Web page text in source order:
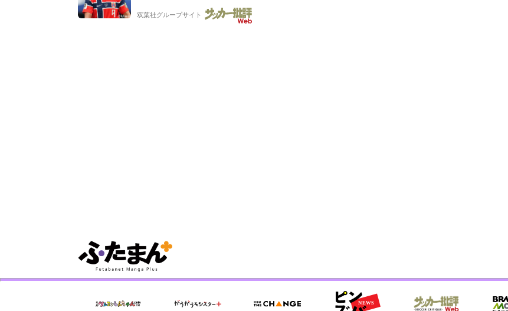
バイキング・ロー”映像が話題!「元気を
もらった」
双葉社グループサイト